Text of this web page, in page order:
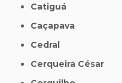
Catiguá
Caçapava
Cedral
Cerqueira César